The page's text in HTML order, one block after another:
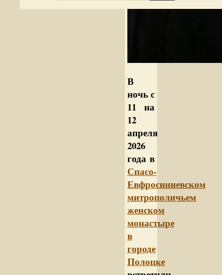
В
ночь с
11 на
12
апреля
2026
года в
Спасо-
Евфросиниевском
митрополичьем
женском
монастыре
в
городе
Полоцке